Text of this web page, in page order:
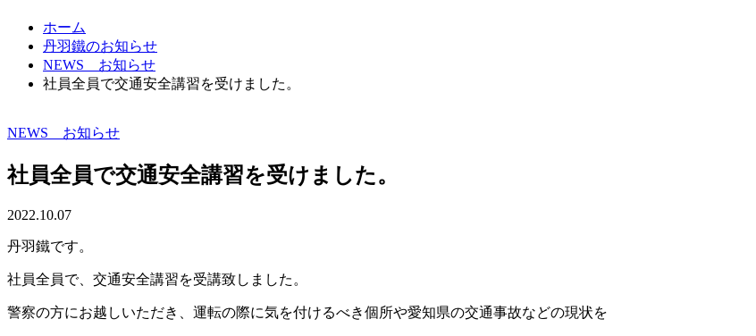
ホーム
丹羽鐵のお知らせ
NEWS お知らせ
社員全員で交通安全講習を受けました。
NEWS お知らせ
社員全員で交通安全講習を受けました。
2022.10.07
丹羽鐵です。
社員全員で、交通安全講習を受講致しました。
警察の方にお越しいただき、運転の際に気を付けるべき個所や愛知県の交通事故などの現状を